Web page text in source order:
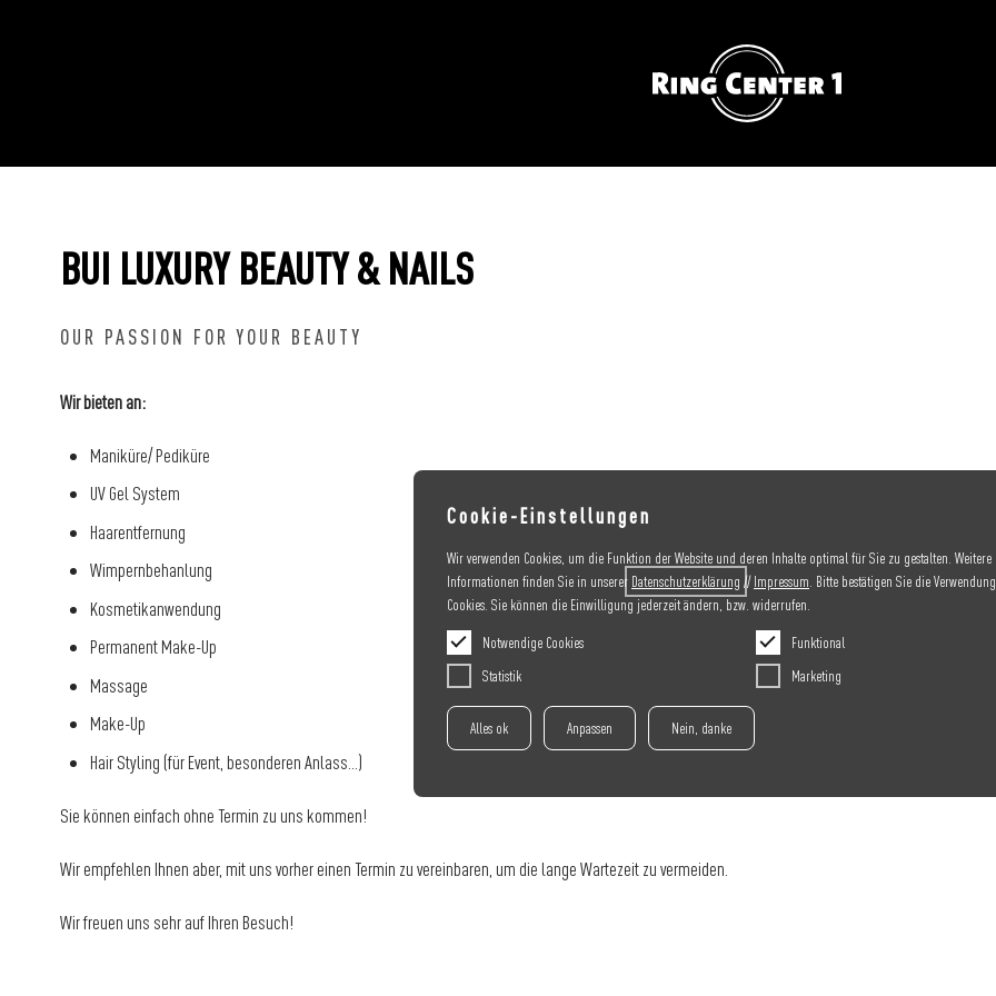
Cookie-Einstellungen
Wir verwenden Cookies, um die Funktion der Website und deren Inhalte optimal für Sie zu gestalten. Weitere
Informationen finden Sie in unserer Datenschutzerklärung //Impressum . Bitte bestätigen Sie die
Cookies. Sie können die Einwilligung jederzeit ändern, bzw. widerrufen.
Notwendige Cookies
Funktional
Statistik
Marketing
Alles ok Anpassen Nein, danke
BUI LUXURY BEAUTY & NAILS
OUR PASSION FOR YOUR BEAUTY
Wir bieten an:
Maniküre/ Pediküre
UV Gel System
Haarentfernung
Wimpernbehanlung
Kosmetikanwendung
Permanent Make-Up
Massage
Make-Up
Hair Styling (für Event, besonderen Anlass...)
Sie können einfach ohne Termin zu uns kommen!
Wir empfehlen Ihnen aber, mit uns vorher einen Termin zu vereinbaren, um die lange Wartezeit zu vermeiden.
Wir freuen uns sehr auf Ihren Besuch!